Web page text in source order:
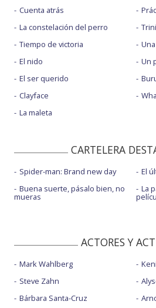
Cuenta atrás
La constelación del perro
Tiempo de victoria
El nido
El ser querido
Clayface
La maleta
Un
CARTELERA
Spider-man: Brand new day
Buena suerte, pásalo bien, no
mueras
El
La
ACTORES Y
Mark Wahlberg
Steve Zahn
Bárbara Santa-Cruz